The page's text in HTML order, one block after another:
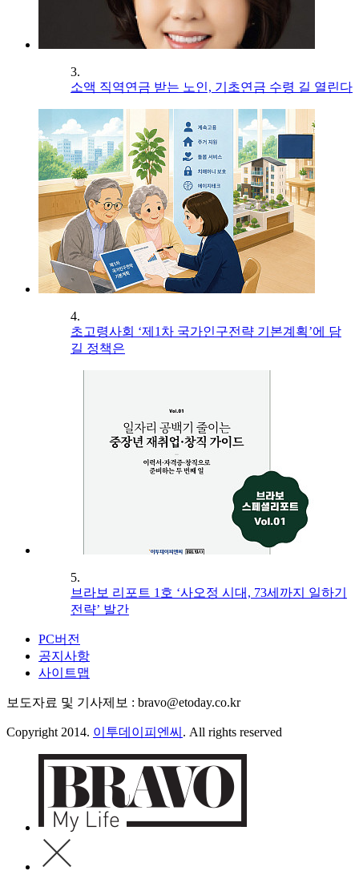
3.
소액 직역연금 받는 노인, 기초연금 수령 길 열린다
4.
초고령사회 ‘제1차 국가인구전략 기본계획’에 담
길 정책은
5.
브라보 리포트 1호 ‘사오정 시대, 73세까지 일하기
전략’ 발간
PC버전
공지사항
사이트맵
보도자료 및 기사제보 : bravo@etoday.co.kr
Copyright 2014. 이투데이피엔씨 . All rights reserved